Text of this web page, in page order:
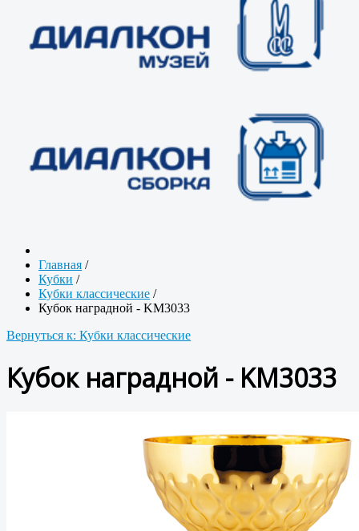
Главная /
Кубки /
Кубки классические /
Кубок наградной - KM3033
Вернуться к: Кубки классические
Кубок наградной - KM3033